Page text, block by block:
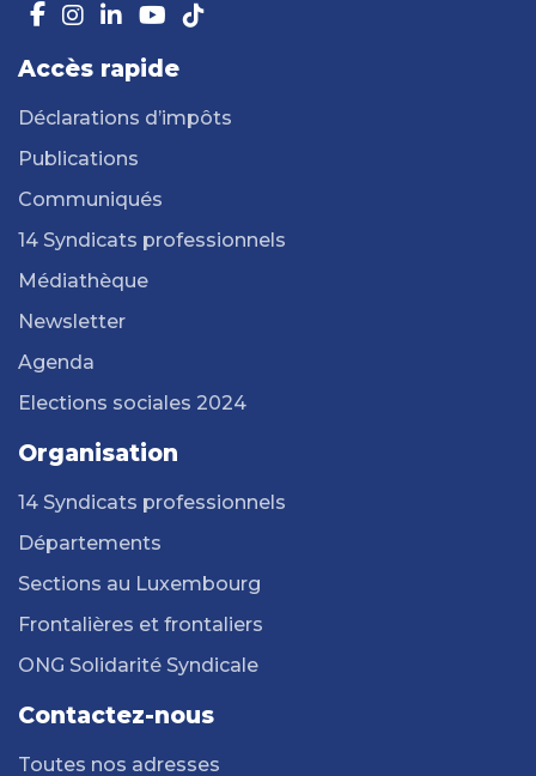
Accès rapide
Déclarations d’impôts
Publications
Communiqués
14 Syndicats professionnels
Médiathèque
Newsletter
Agenda
Elections sociales 2024
Organisation
14 Syndicats professionnels
Départements
Sections au Luxembourg
Frontalières et frontaliers
ONG Solidarité Syndicale
Contactez-nous
Toutes nos adresses